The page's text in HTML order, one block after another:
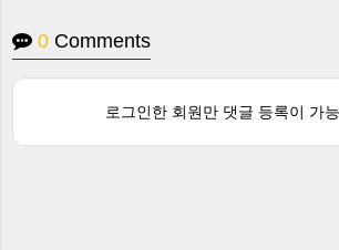
0 Comments
로그인한 회원만 댓글 등록이 가